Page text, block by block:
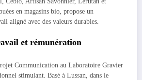
en magasins bio, propose un
aligné avec des valeurs durables.
et rémunération
Communication au Laboratoire Gravier
stimulant. Basé à Lussan, dans le